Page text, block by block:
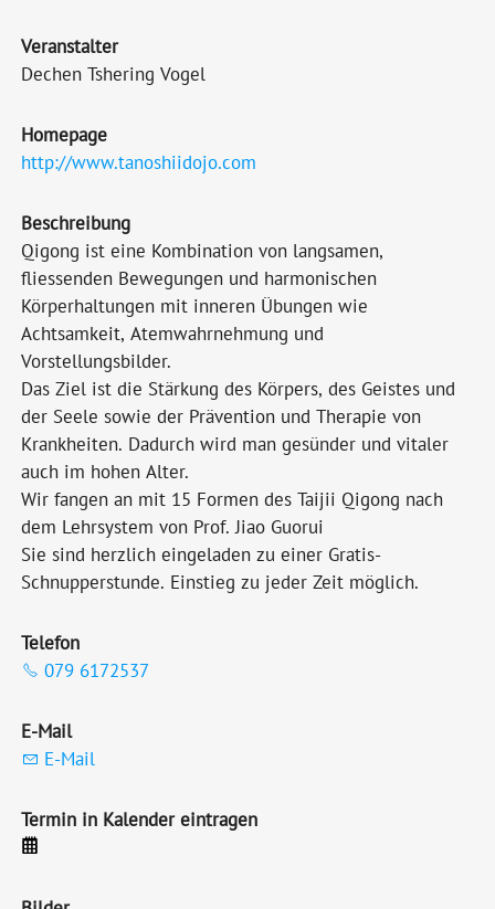
Veranstalter
Dechen Tshering Vogel
Homepage
http://www.tanoshiidojo.com
Beschreibung
Qigong ist eine Kombination von langsamen,
fliessenden Bewegungen und harmonischen
Körperhaltungen mit inneren Übungen wie
Achtsamkeit, Atemwahrnehmung und
Vorstellungsbilder.
Das Ziel ist die Stärkung des Körpers, des Geistes und
der Seele sowie der Prävention und Therapie von
Krankheiten. Dadurch wird man gesünder und vitaler
auch im hohen Alter.
Wir fangen an mit 15 Formen des Taijii Qigong nach
dem Lehrsystem von Prof. Jiao Guorui
Sie sind herzlich eingeladen zu einer Gratis-
Schnupperstunde. Einstieg zu jeder Zeit möglich.
Telefon
079 6172537
E-Mail
E-Mail
Termin in Kalender eintragen